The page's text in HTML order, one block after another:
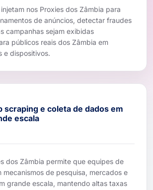
nos Proxies dos Zâmbia para
de anúncios, detectar fraudes
campanhas sejam exibidas
públicos reais dos Zâmbia em
e dispositivos.
scraping e coleta de dados em
escala
dos Zâmbia permite que equipes de
mecanismos de pesquisa, mercados e
grande escala, mantendo altas taxas